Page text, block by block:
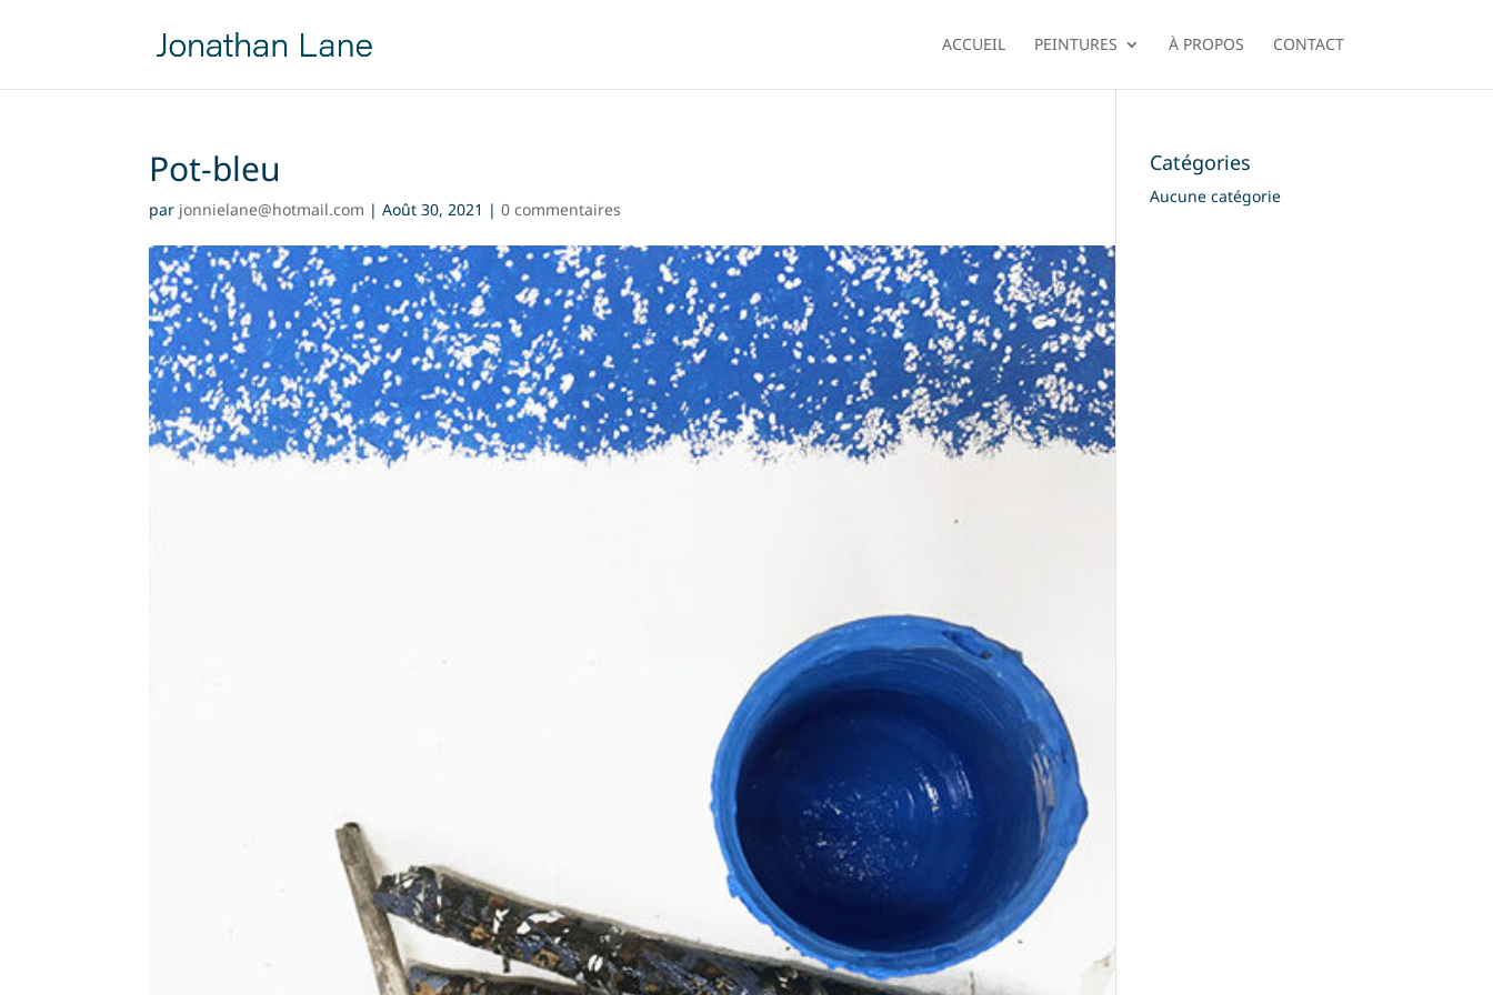
ACCUEIL PEINTURES À PROPOS CONTACT
Pot-bleu
par jonnielane@hotmail.com |Août 30, 2021 |0 commentaires
Catégories
Aucune catégorie